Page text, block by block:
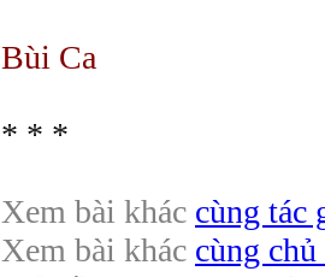
Bùi Ca
* * *
Xem bài khác cùng tác
Xem bài khác cùng